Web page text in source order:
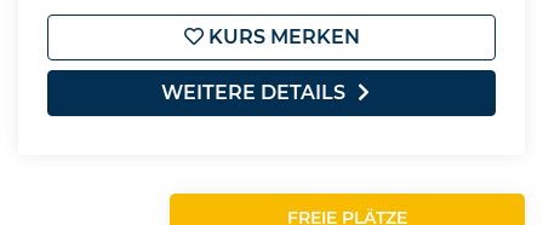
KURS MERKEN
WEITERE DETAILS
FREIE PLÄTZE